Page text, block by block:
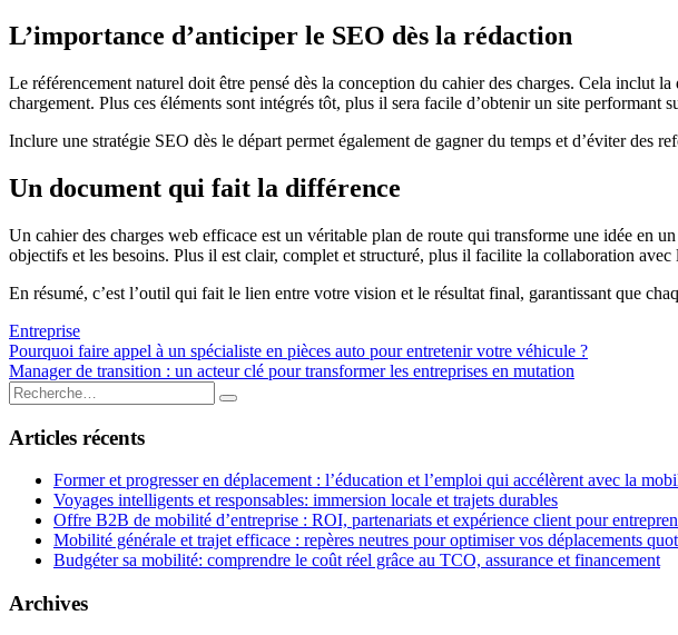
L’importance d’anticiper le SEO dès la rédaction
Le référencement naturel doit être pensé dès la conception du cahier des charges. Cela inclut
chargement. Plus ces éléments sont intégrés tôt, plus il sera facile d’obtenir un site performant
Inclure une stratégie SEO dès le départ permet également de gagner du temps et d’éviter des
Un document qui fait la différence
Un cahier des charges web efficace est un véritable plan de route qui transforme une idée en
objectifs et les besoins. Plus il est clair, complet et structuré, plus il facilite la collaboration avec
En résumé, c’est l’outil qui fait le lien entre votre vision et le résultat final, garantissant que
Entreprise
Navigation
de
l’article
Pourquoi faire appel à un spécialiste en pièces auto pour entretenir votre véhicule ?
Manager de transition : un acteur clé pour transformer les entreprises en mutation
Rechercher
:
Rechercher
Articles récents
Former et progresser en déplacement : l’éducation et l’emploi qui accélèrent avec la
Voyages intelligents et responsables: immersion locale et trajets durables
Offre B2B de mobilité d’entreprise : ROI, partenariats et expérience client pour
Mobilité générale et trajet efficace : repères neutres pour optimiser vos déplacements
Budgéter sa mobilité: comprendre le coût réel grâce au TCO, assurance et financement
Archives